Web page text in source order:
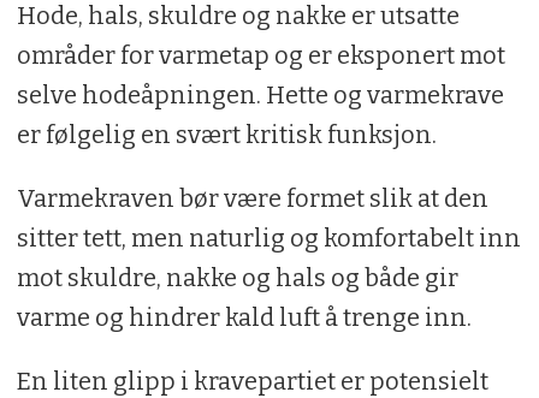
Hode, hals, skuldre og nakke er utsatte
områder for varmetap og er eksponert mot
selve hodeåpningen. Hette og varmekrave
er følgelig en svært kritisk funksjon.
Varmekraven bør være formet slik at den
sitter tett, men naturlig og komfortabelt inn
mot skuldre, nakke og hals og både gir
varme og hindrer kald luft å trenge inn.
En liten glipp i kravepartiet er potensielt